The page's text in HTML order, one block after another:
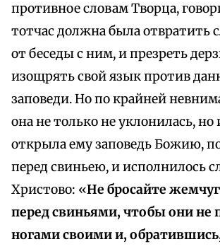
противное словам Творца,
тотчас должна была отвратить
от беседы с ним, и презреть
изощрять свой язык против
заповеди. Но по крайней
она не только не уклонилась, но
открыла ему заповедь Божию,
перед свиньею, и исполнилось
Христово: «Не бросайте
перед свиньями, чтобы они не
ногами своими и,